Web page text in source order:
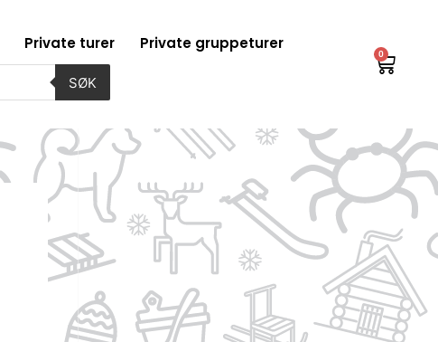
Private turer Private gruppeturer
SØK
0